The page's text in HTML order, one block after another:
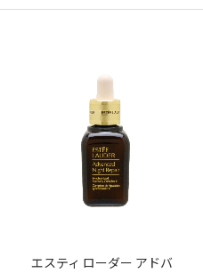
エスティ ローダー アドバ